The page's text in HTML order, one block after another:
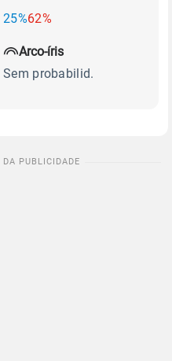
25%62%
Arco-íris
Sem probabilid.